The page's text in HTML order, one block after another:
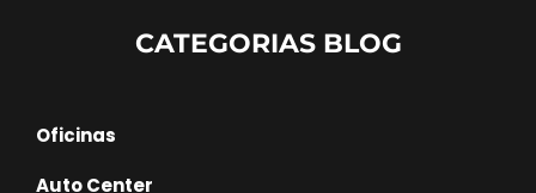
CATEGORIAS BLOG
Oficinas
Auto Center